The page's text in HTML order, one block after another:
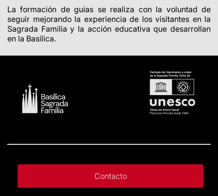
La formación de guías se realiza con la voluntad de
seguir mejorando la experiencia de los visitantes en la
Sagrada Familia y la acción educativa que desarrollan
en la Basílica.
Contacto